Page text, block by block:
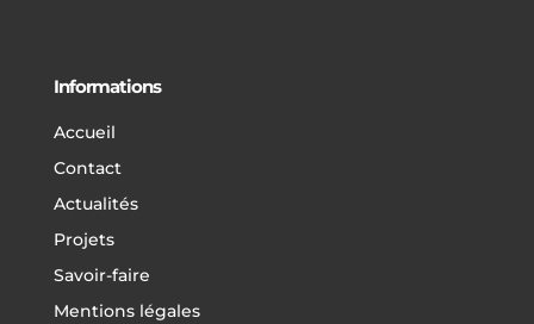
Informations
Accueil
Contact
Actualités
Projets
Savoir-faire
Mentions légales